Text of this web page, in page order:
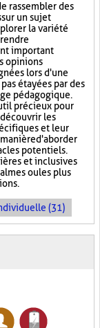
rassembler des
un sujet
la variété
important
opinions
lors d'une
étayées par des
pédagogique.
précieux pour
les
et leur
d'aborder
potentiels.
et inclusives
ou les plus
(31)